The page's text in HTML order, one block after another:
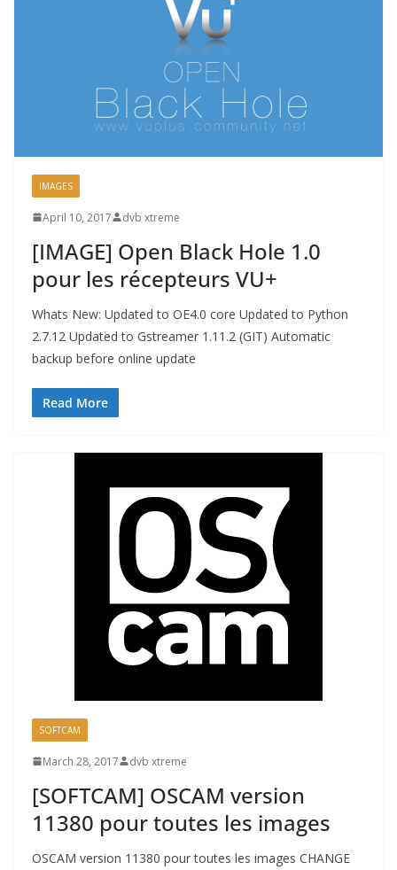
IMAGES
April 10, 2017 dvb xtreme
[IMAGE] Open Black Hole 1.0
pour les récepteurs VU+
Whats New: Updated to OE4.0 core Updated to Python
2.7.12 Updated to Gstreamer 1.11.2 (GIT) Automatic
backup before online update
Read More
SOFTCAM
March 28, 2017 dvb xtreme
[SOFTCAM] OSCAM version
11380 pour toutes les images
OSCAM version 11380 pour toutes les images CHANGE